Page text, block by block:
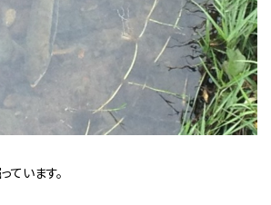
います。